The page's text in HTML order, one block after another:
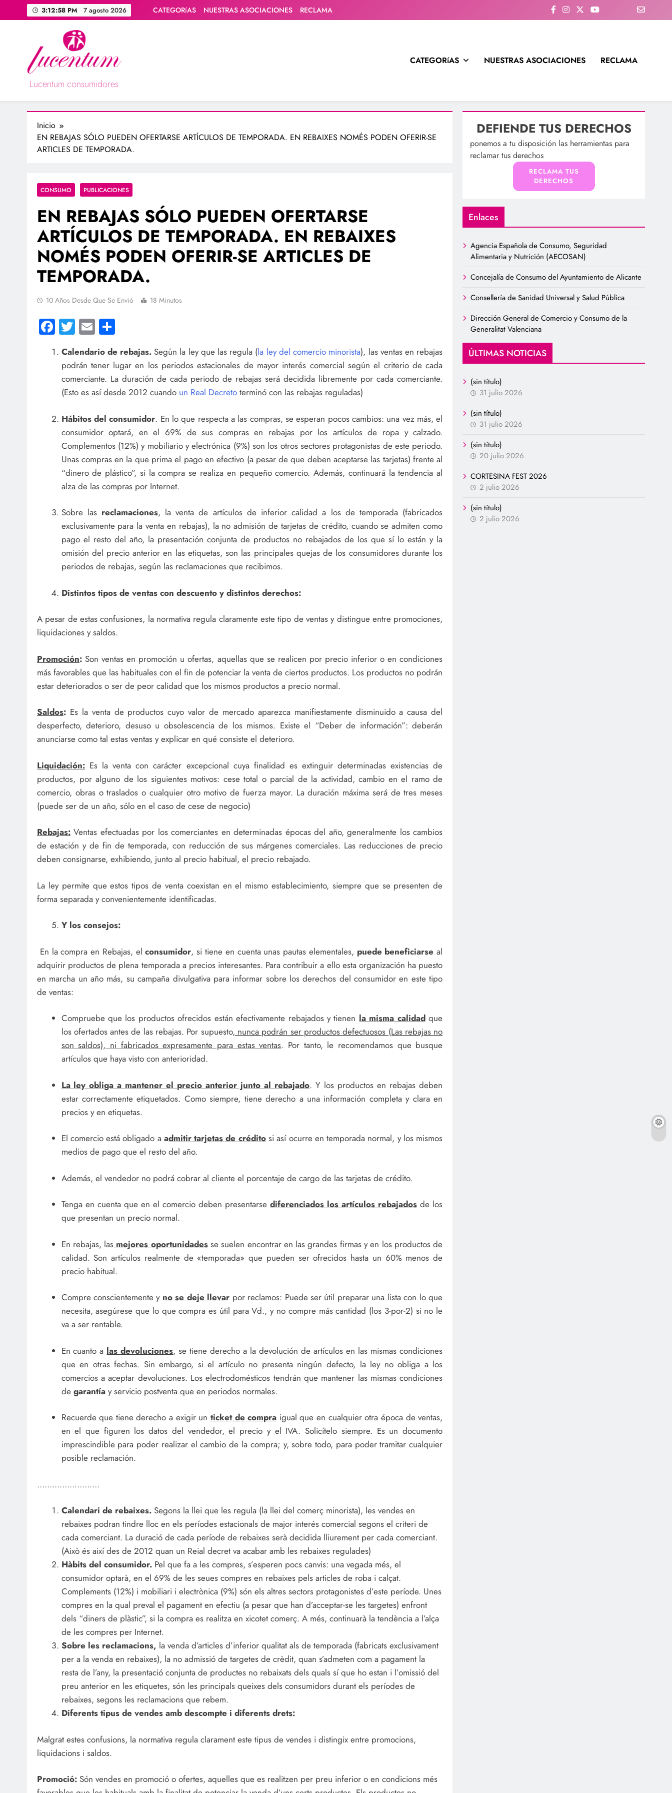
al
3:12:59 PM 7 agosto 2026 CATEGORíAS NUESTRAS ASOCIACIONES RECLAMA
Lucentum consumidores
Asociación de consumidores / consumidoras Lucentum
CATEGORíAS NUESTRAS ASOCIACIONES RECLAMA
Inicio
EN REBAJAS SÓLO PUEDEN OFERTARSE ARTÍCULOS DE TEMPORADA. EN REBAIXES NOMÉS PODEN OFERIR-SE
ARTICLES DE TEMPORADA.
CONSUMO PUBLICACIONES
EN REBAJAS SÓLO PUEDEN OFERTARSE
ARTÍCULOS DE TEMPORADA. EN REBAIXES
NOMÉS PODEN OFERIR-SE ARTICLES DE
TEMPORADA.
10 Años Desde Que Se Envió 18 Minutos
Facebook
Twitter
Email
Calendario de rebajas.Según la ley que las regula (la ley del comercio minorista), las ventas en rebajas
podrán tener lugar en los periodos estacionales de mayor interés comercial según el criterio de cada
comerciante. La duración de cada periodo de rebajas será decidida libremente por cada comerciante.
(Esto es así desde 2012 cuando un Real Decretoterminó con las rebajas reguladas)
Hábitos del consumidor. En lo que respecta a las compras, se esperan pocos cambios: una vez más, el
consumidor optará, en el 69% de sus compras en rebajas por los artículos de ropa y calzado.
Complementos (12%) y mobiliario y electrónica (9%) son los otros sectores protagonistas de este periodo.
Unas compras en la que prima el pago en efectivo (a pesar de que deben aceptarse las tarjetas) frente al
“dinero de plástico”, si la compra se realiza en pequeño comercio. Además, continuará la tendencia al
alza de las compras por Internet.
Sobre las reclamaciones, la venta de artículos de inferior calidad a los de temporada (fabricados
exclusivamente para la venta en rebajas), la no admisión de tarjetas de crédito, cuando se admiten como
pago el resto del año, la presentación conjunta de productos no rebajados de los que sí lo están y la
omisión del precio anterior en las etiquetas, son las principales quejas de los consumidores durante los
periodos de rebajas, según las reclamaciones que recibimos.
Distintos tipos de ventas con descuento y distintos derechos:
A pesar de estas confusiones, la normativa regula claramente este tipo de ventas y distingue entre promociones,
liquidaciones y saldos.
Promoción: Son ventas en promoción u ofertas, aquellas que se realicen por precio inferior o en condiciones
más favorables que las habituales con el fin de potenciar la venta de ciertos productos. Los productos no podrán
estar deteriorados o ser de peor calidad que los mismos productos a precio normal.
Saldos: Es la venta de productos cuyo valor de mercado aparezca manifiestamente disminuido a causa del
desperfecto, deterioro, desuso u obsolescencia de los mismos. Existe el “Deber de información”: deberán
anunciarse como tal estas ventas y explicar en qué consiste el deterioro.
Liquidación: Es la venta con carácter excepcional cuya finalidad es extinguir determinadas existencias de
productos, por alguno de los siguientes motivos: cese total o parcial de la actividad, cambio en el ramo de
comercio, obras o traslados o cualquier otro motivo de fuerza mayor. La duración máxima será de tres meses
(puede ser de un año, sólo en el caso de cese de negocio)
Rebajas: Ventas efectuadas por los comerciantes en determinadas épocas del año, generalmente los cambios
de estación y de fin de temporada, con reducción de sus márgenes comerciales. Las reducciones de precio
deben consignarse, exhibiendo, junto al precio habitual, el precio rebajado.
La ley permite que estos tipos de venta coexistan en el mismo establecimiento, siempre que se presenten de
forma separada y convenientemente identificadas.
Y los consejos:
En la compra en Rebajas, elconsumidor, si tiene en cuenta unas pautas elementales, puede beneficiarse al
adquirir productos de plena temporada a precios interesantes. Para contribuir a ello esta organización ha puesto
en marcha un año más, su campaña divulgativa para informar sobre los derechos del consumidor en este tipo
de ventas:
Compruebe que los productos ofrecidos están efectivamente rebajados y tienen la misma calidadque
los ofertados antes de las rebajas. Por supuesto, nunca podrán ser productos defectuosos (Las rebajas no
son saldos), ni fabricados expresamente para estas ventas. Por tanto, le recomendamos que busque
artículos que haya visto con anterioridad.
La ley obliga a mantener el precio anterior junto al rebajado. Y los productos en rebajas deben
estar correctamente etiquetados. Como siempre, tiene derecho a una información completa y clara en
precios y en etiquetas.
El comercio está obligado a admitir tarjetas de créditosi así ocurre en temporada normal, y los mismos
medios de pago que el resto del año.
Además, el vendedor no podrá cobrar al cliente el porcentaje de cargo de las tarjetas de crédito.
Tenga en cuenta que en el comercio deben presentarse diferenciados los artículos rebajados de los
que presentan un precio normal.
En rebajas, las mejores oportunidadesse suelen encontrar en las grandes firmas y en los productos de
calidad. Son artículos realmente de «temporada» que pueden ser ofrecidos hasta un 60% menos de
precio habitual.
Compre conscientemente y no se deje llevar por reclamos: Puede ser útil preparar una lista con lo que
necesita, asegúrese que lo que compra es útil para Vd., y no compre más cantidad (los 3-por-2) si no le
va a ser rentable.
En cuanto a las devoluciones, se tiene derecho a la devolución de artículos en las mismas condiciones
que en otras fechas. Sin embargo, si el artículo no presenta ningún defecto, la ley no obliga a los
comercios a aceptar devoluciones. Los electrodomésticos tendrán que mantener las mismas condiciones
de garantíay servicio postventa que en periodos normales.
Recuerde que tiene derecho a exigir un ticket de compra igual que en cualquier otra época de ventas,
en el que figuren los datos del vendedor, el precio y el IVA. Solicítelo siempre. Es un documento
imprescindible para poder realizar el cambio de la compra; y, sobre todo, para poder tramitar cualquier
posible reclamación.
…………………….
Calendari de rebaixes.Segons la llei que les regula (la llei del comerç minorista), les vendes en
rebaixes podran tindre lloc en els períodes estacionals de major interés comercial segons el criteri de
cada comerciant. La duració de cada període de rebaixes serà decidida lliurement per cada comerciant.
(Això és així des de 2012 quan un Reial decret va acabar amb les rebaixes regulades)
Hàbits del consumidor.Pel que fa a les compres, s’esperen pocs canvis: una vegada més, el
consumidor optarà, en el 69% de les seues compres en rebaixes pels articles de roba i calçat.
Complements (12%) i mobiliari i electrònica (9%) són els altres sectors protagonistes d’este període. Unes
compres en la qual preval el pagament en efectiu (a pesar que han d’acceptar-se les targetes) enfront
dels “diners de plàstic”, si la compra es realitza en xicotet comerç. A més, continuarà la tendència a l’alça
de les compres per Internet.
Sobre les reclamacions, la venda d’articles d’inferior qualitat als de temporada (fabricats exclusivament
per a la venda en rebaixes), la no admissió de targetes de crèdit, quan s’admeten com a pagament la
resta de l’any, la presentació conjunta de productes no rebaixats dels quals sí que ho estan i l’omissió del
preu anterior en les etiquetes, són les principals queixes dels consumidors durant els períodes de
rebaixes, segons les reclamacions que rebem.
Diferents tipus de vendes amb descompte i diferents drets:
Malgrat estes confusions, la normativa regula clarament este tipus de vendes i distingix entre promocions,
liquidacions i saldos.
Promoció: Són vendes en promoció o ofertes, aquelles que es realitzen per preu inferior o en condicions més
DEFIENDE TUS DERECHOS
ponemos a tu disposición las herramientas para
reclamar tus derechos
RECLAMA TUS
DERECHOS
Enlaces
Agencia Española de Consumo, Seguridad
Alimentaria y Nutrición (AECOSAN)
Concejalía de Consumo del Ayuntamiento de Alicante
Consellería de Sanidad Universal y Salud Pública
Dirección General de Comercio y Consumo de la
Generalitat Valenciana
ÚLTIMAS NOTICIAS
(sin título)
31 julio 2026
(sin título)
31 julio 2026
(sin título)
20 julio 2026
CORTESINA FEST 2026
2 julio 2026
(sin título)
2 julio 2026